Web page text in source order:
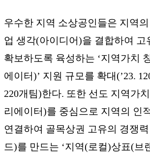
우수한 지역 소상공인들은 지역
업 생각(아이디어)을 결합하여 고
확보하도록 육성하는 ‘지역가치
에이터)’ 지원 규모를 확대(’23.
220개팀)한다. 또한 선도 지역가
리에이터)를 중심으로 지역의 인
연결하여 골목상권 고유의 경쟁
드)를 만드는 ‘지역(로컬)상표(브